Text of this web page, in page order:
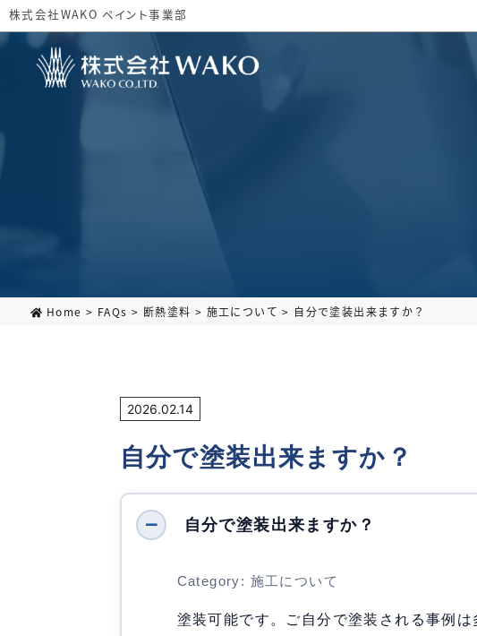
株式会社WAKO ペイント事業部
Home > FAQs > 断熱塗料 > 施工について > 自分で塗装出来ますか？
2026.02.14
自分で塗装出来ますか？
A 自分で塗装出来ますか？
Category: 施工について
塗装可能です。ご自分で塗装される事例